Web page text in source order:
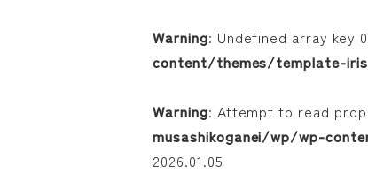
Warning: Undefined array key
content/themes/template-
Warning: Attempt to read
musashikoganei/wp/wp-
2026.01.05